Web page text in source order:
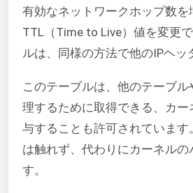
有効なネットワークホップ数
TTL（Time to Live）値を変更
ルは、同様の方法で他のIPヘッ
このテーブルは、他のテーブ
理するために取得できる、カー
与することも許可されていま
は触れず、代わりにカーネル
す。